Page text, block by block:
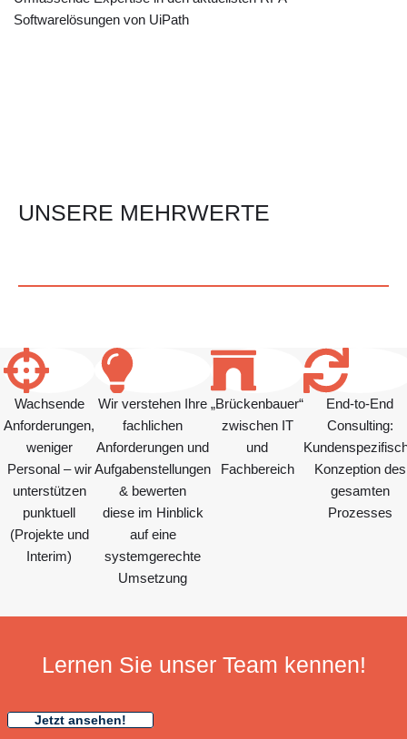
Softwarelösungen von UiPath
UNSERE MEHRWERTE
Wachsende
Anforderungen,
weniger
Personal – wir
unterstützen
punktuell
(Projekte und
Interim)
Wir verstehen Ihre
fachlichen
Anforderungen und
Aufgabenstellungen
& bewerten
diese im Hinblick
auf eine
systemgerechte
Umsetzung
„Brückenbauer“
zwischen IT
und
Fachbereich
End-to-End
Consulting:
Konzeption des
gesamten
Prozesses
Lernen Sie unser Team kennen!
Jetzt ansehen!